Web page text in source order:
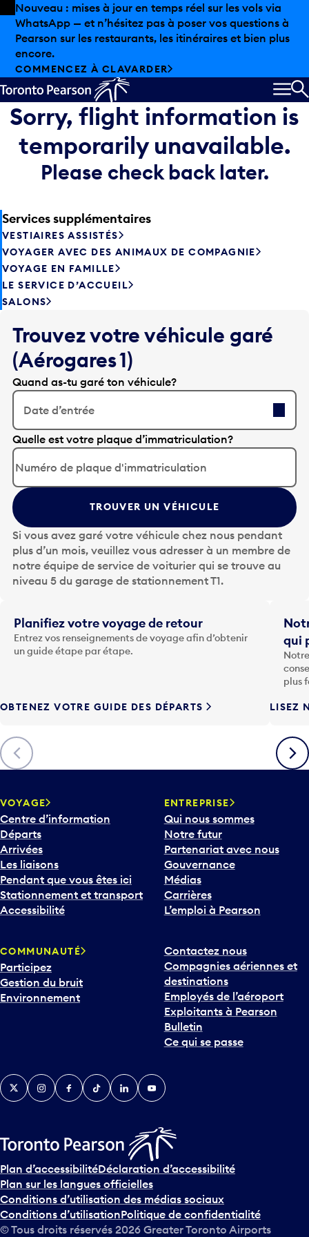
Skip to offers
Passer au contenu principal
Nouveau : mises à jour en temps réel sur les vols via
WhatsApp — et n’hésitez pas à poser vos questions à
Pearson sur les restaurants, les itinéraires et bien plus
encore.
COMMENCEZ À CLAVARDER
Sorry, flight information is
temporarily unavailable.
Please check back later.
Services supplémentaires
VESTIAIRES ASSISTÉS
VOYAGER AVEC DES ANIMAUX DE COMPAGNIE
VOYAGE EN FAMILLE
LE SERVICE D’ACCUEIL
SALONS
Trouvez votre véhicule garé
(Aérogares 1)
Quand as-tu garé ton véhicule?
Date d’entrée
A
p
p
u
y
e
s
u
r
l
t
o
u
F
è
c
h
v
e
r
s
l
e
b
a
o
u
r
i
v
e
n
s
u
r
l
e
c
Quelle est votre plaque d’immatriculation?
TROUVER UN VÉHICULE
Si vous avez garé votre véhicule chez nous pendant
plus d’un mois, veuillez vous adresser à un membre de
notre équipe de service de voiturier qui se trouve au
niveau 5 du garage de stationnement T1.
Précédent
Planifiez votre voyage de retour
Entrez vos renseignements de voyage afin d’obtenir
un guide étape par étape.
OBTENEZ VOTRE GUIDE DES DÉPARTS
qui
plus
LISEZ
VOYAGE
Centre d’information
Départs
Arrivées
Les liaisons
Pendant que vous êtes ici
Stationnement et transport
Accessibilité
ENTREPRISE
Qui nous sommes
Notre futur
Partenariat avec nous
Gouvernance
Médias
Carrières
L’emploi à Pearson
COMMUNAUTÉ
Participez
Gestion du bruit
Environnement
Contactez nous
Compagnies aériennes et
destinations
Employés de l’aéroport
Exploitants à Pearson
Bulletin
Ce qui se passe
TwitterInstagramFacebook
TikTokLinkedInYouTube
Plan d’accessibilitéDéclaration d’accessibilité
Plan sur les langues officielles
Conditions d’utilisation des médias sociaux
Conditions d’utilisationPolitique de confidentialité
© Tous droits réservés 2026 Greater Toronto Airports